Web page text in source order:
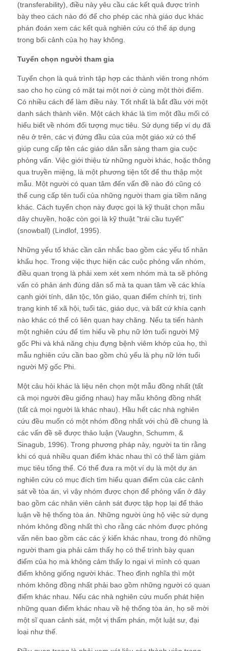
(transferability), điều này yêu cầu các kết quả được trình
bày theo cách nào đó để cho phép các nhà giáo dục khác
phán đoán xem các kết quả nghiên cứu có thể áp dụng
trong bối cảnh của họ hay không.
Tuyển chọn người tham gia
Tuyển chọn là quá trình tập hợp các thành viên trong nhóm
sao cho họ cùng có mặt tại một nơi ở cùng một thời điểm.
Có nhiều cách để làm điều này. Tốt nhất là bắt đầu với một
danh sách thành viên. Một cách khác là tìm một đầu mối có
hiểu biết về nhóm đối tượng mục tiêu. Sử dụng tiếp ví dụ đã
nêu ở trên, các vị đứng đầu của của một giáo xứ có thể
giúp cung cấp tên các giáo dân sẵn sàng tham gia cuộc
phỏng vấn. Việc giới thiệu từ những người khác, hoặc thông
qua truyền miệng, là một phương tiện tốt để thu thập một
mẫu. Một người có quan tâm đến vấn đề nào đó cũng có
thể cung cấp tên tuổi của những người tham gia tiềm năng
khác. Cách tuyển chọn này được gọi là kỹ thuật chọn mẫu
dây chuyền, hoặc còn gọi là kỹ thuật "trái cầu tuyết"
(snowball) (Lindlof, 1995).
Những yếu tố khác cần cân nhắc bao gồm các yếu tố nhân
khẩu học. Trong việc thực hiện các cuộc phỏng vấn nhóm,
điều quan trọng là phải xem xét xem nhóm mà ta sẽ phỏng
vấn có phản ánh đúng dân số mà ta quan tâm về các khía
cạnh giới tính, dân tộc, tôn giáo, quan điểm chính trị, tình
trạng kinh tế xã hội, tuổi tác, giáo dục, và bất cứ khía cạnh
nào khác có thể có liên quan hay chăng. Nếu ta tiến hành
một nghiên cứu để tìm hiểu về phụ nữ lớn tuổi người Mỹ
gốc Phi và khả năng chịu đựng bệnh viêm khớp của họ, thì
mẫu nghiên cứu cần bao gồm chủ yếu là phụ nữ lớn tuổi
người Mỹ gốc Phi.
Một câu hỏi khác là liệu nên chọn một mẫu đồng nhất (tất
cả mọi người đều giống nhau) hay mẫu không đồng nhất
(tất cả mọi người là khác nhau). Hầu hết các nhà nghiên
cứu đều muốn có một nhóm đồng nhất với chủ đề chung là
các vấn đề sẽ được thảo luận (Vaughn, Schumm, &
Sinagub, 1996). Trong phương pháp này, người ta tin rằng
khi có quá nhiều quan điểm khác nhau thì có thể làm giảm
mục tiêu tổng thể. Có thể đưa ra một ví dụ là một dự án
nghiên cứu có mục đích tìm hiểu quan điểm của các cảnh
sát về tòa án, vì vậy nhóm được chọn để phỏng vấn ở đây
bao gồm các nhân viên cảnh sát được tập họp lại để thảo
luận về hệ thống tòa án. Những người ủng hộ việc sử dụng
nhóm không đồng nhất thì cho rằng các nhóm được phỏng
vấn nên bao gồm các các ý kiến khác nhau​​, trong đó những
người tham gia phải cảm thấy họ có thể trình bày quan
điểm của họ mà không cảm thấy lo ngại vì mình có quan
điểm không giống người khác. Theo định nghĩa thì một
nhóm không đồng nhất phải bao gồm những người có quan
điểm khác nhau. Nếu các nhà nghiên cứu muốn phát hiện
những quan điểm khác nhau về hệ thống tòa án, họ sẽ mời
một sĩ quan cảnh sát, một vị thẩm phán, một luật sư, đại
loại như thế.